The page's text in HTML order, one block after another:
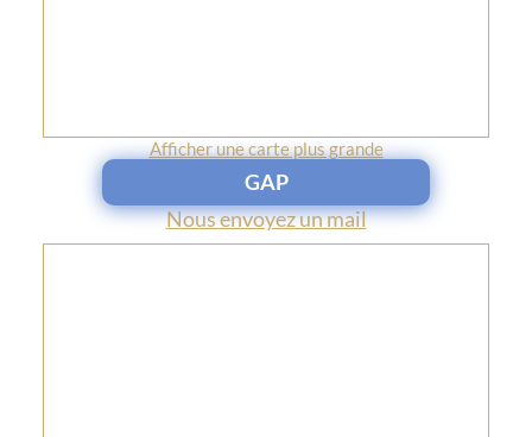
Afficher une carte plus grande
GAP
Nous envoyez un mail